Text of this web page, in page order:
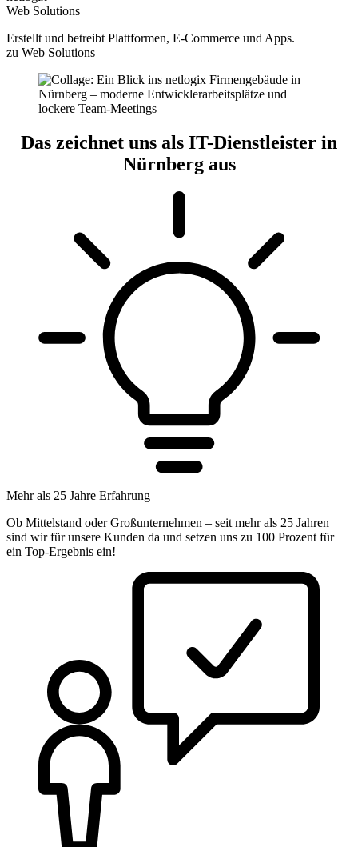
Web Solutions
Erstellt und betreibt Plattformen, E-Commerce und Apps.
zu Web Solutions
Das zeichnet uns als IT-Dienstleister in
Nürnberg aus
Mehr als 25 Jahre Erfahrung
Ob Mittelstand oder Großunternehmen – seit mehr als 25 Jahren
sind wir für unsere Kunden da und setzen uns zu 100 Prozent für
ein Top-Ergebnis ein!